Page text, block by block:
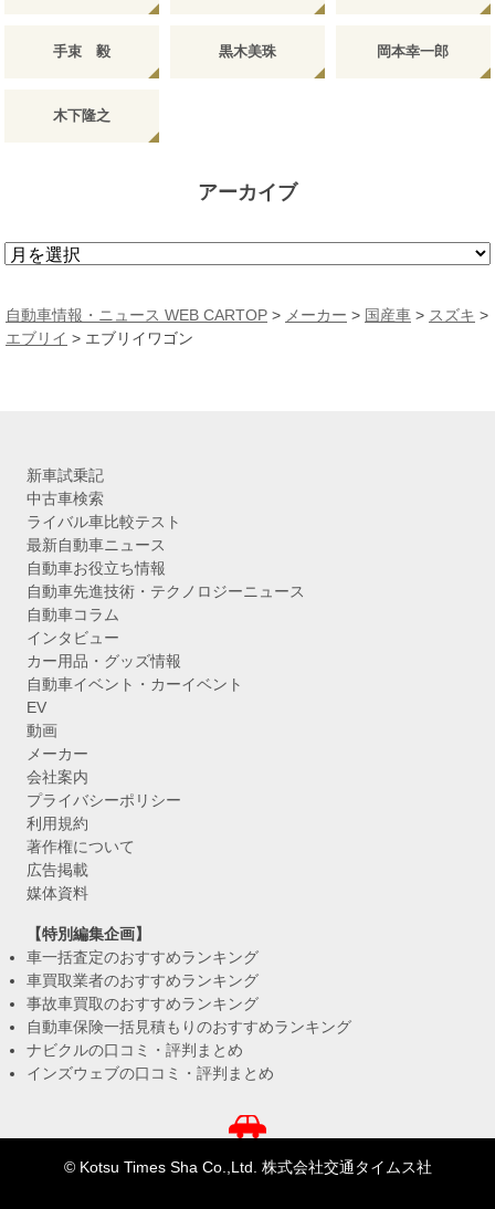
手束 毅 黒木美珠 岡本幸一郎
木下隆之
アーカイブ
ア
カ
イ
自動車情報・ニュース WEB CARTOP > メーカー > 国産車 > スズキ >
エブリイ > エブリイワゴン
新車試乗記
中古車検索
ライバル車比較テスト
最新自動車ニュース
自動車お役立ち情報
自動車先進技術・テクノロジーニュース
自動車コラム
インタビュー
カー用品・グッズ情報
自動車イベント・カーイベント
EV
動画
メーカー
会社案内
プライバシーポリシー
利用規約
著作権について
広告掲載
媒体資料
【特別編集企画】
車一括査定のおすすめランキング
車買取業者のおすすめランキング
事故車買取のおすすめランキング
自動車保険一括見積もりのおすすめランキング
ナビクルの口コミ・評判まとめ
インズウェブの口コミ・評判まとめ
© Kotsu Times Sha Co.,Ltd. 株式会社交通タイムス社